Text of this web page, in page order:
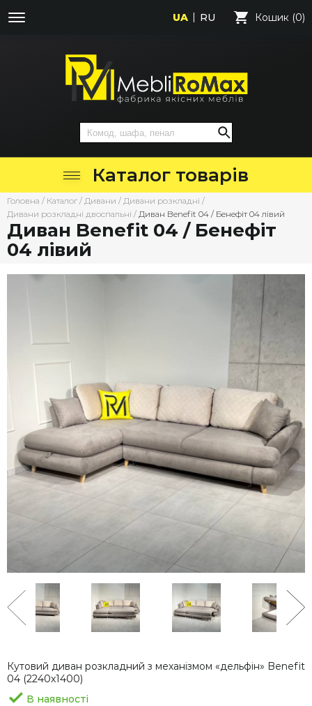
UA RU Кошик (0)
Каталог товарів
Головна / Каталог / Дивани / Дивани розкладні /
Дивани розкладні двоспальні / Диван Benefit 04 / Бенефіт 04 лівий
Диван Benefit 04 / Бенефіт
04 лівий
Кутовий диван розкладний з механізмом «дельфін» Benefit
04 (2240х1400)
В наявності